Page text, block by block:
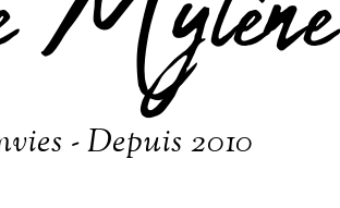
- Depuis 2010